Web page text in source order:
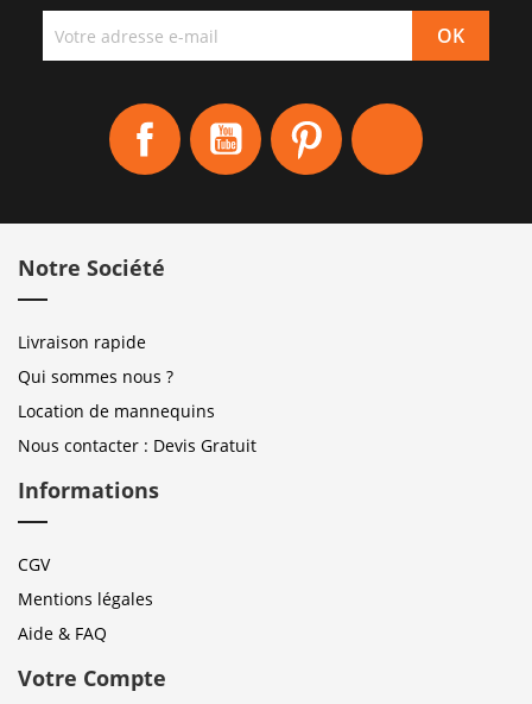
Facebook YouTube Pinterest
Notre Société
Livraison rapide
Qui sommes nous ?
Location de mannequins
Nous contacter : Devis Gratuit
Informations
CGV
Mentions légales
Aide & FAQ
Votre Compte